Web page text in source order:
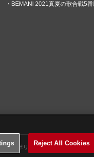
BEMANI 2021真夏の歌合戦5番
するポリシー Cookies
Reject All Cookies